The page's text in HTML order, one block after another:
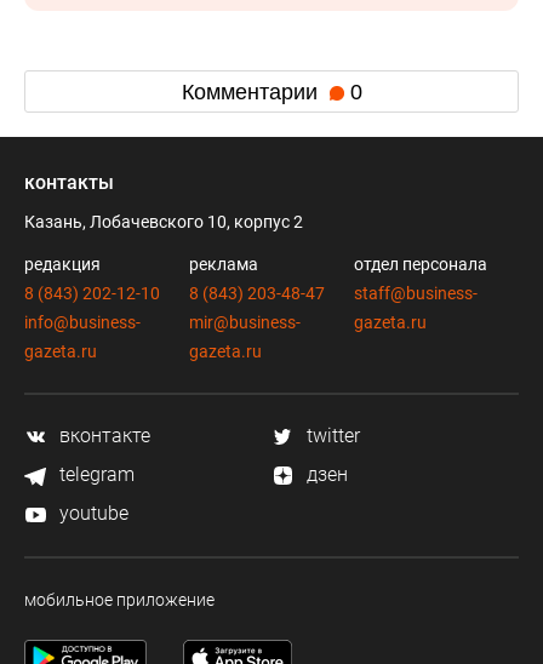
Комментарии 0
контакты
Казань, Лобачевского 10, корпус 2
редакция
8 (843) 202-12-10
info@business-
gazeta.ru
реклама
8 (843) 203-48-47
mir@business-
gazeta.ru
отдел персонала
staff@business-
gazeta.ru
вконтакте
twitter
telegram
дзен
youtube
мобильное приложение